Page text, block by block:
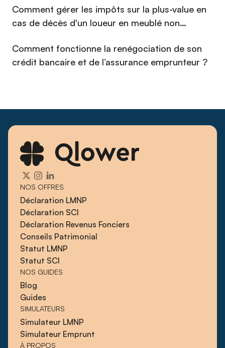
Comment gérer les impôts sur la plus-value en
cas de décès d'un loueur en meublé non
Comment fonctionne la renégociation de son
crédit bancaire et de l’assurance emprunteur ?
NOS OFFRES
Déclaration LMNP
Déclaration SCI
Déclaration Revenus Fonciers
Conseils Patrimonial
Statut LMNP
Statut SCI
NOS GUIDES
Blog
Guides
SIMULATEURS
Simulateur LMNP
Simulateur Emprunt
À PROPOS